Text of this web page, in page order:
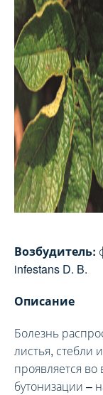
Возбудитель:
infestans D. B.
Описание
Болезнь
листья, стебли
проявляется
бутонизации –